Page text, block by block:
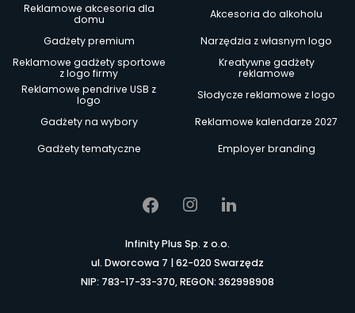
Reklamowe akcesoria dla
domu
Akcesoria do alkoholu
Gadżety premium
Narzędzia z własnym logo
Reklamowe gadżety sportowe
z logo firmy
Kreatywne gadżety
reklamowe
Reklamowe pendrive USB z
logo
Słodycze reklamowe z logo
Gadżety na wybory
Reklamowe kalendarze 2027
Gadżety tematyczne
Employer branding
Infinity Plus Sp. z o.o.
ul. Dworcowa 7 | 62-020 Swarzędz
NIP: 783-17-33-370, REGON: 362998908